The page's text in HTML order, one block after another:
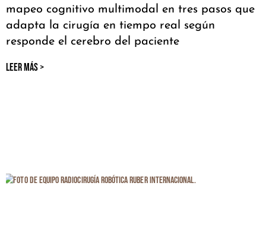
mapeo cognitivo multimodal en tres pasos que
adapta la cirugía en tiempo real según
responde el cerebro del paciente
LEER MÁS >